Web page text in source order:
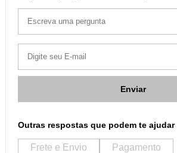
Enviar
Outras respostas que podem te ajudar
Frete e Envio
Pagamento